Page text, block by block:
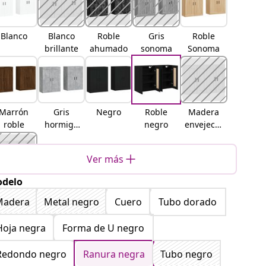
Blanco
Blanco
brillante
Roble
ahumado
Gris
sonoma
Roble
Sonoma
roble
Gris
hormigó
Negro
Roble
negro
Madera
envejecid
Roble
artisan
Ver más
Metal negro Cuero
Tubo dorado
negra
Forma de U negro
negro
Ranura negra Tubo negro